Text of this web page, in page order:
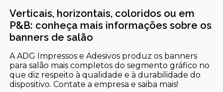
Verticais, horizontais, coloridos ou em
P&B: conheça mais informações sobre os
banners de salão
A ADG Impressos e Adesivos produz os banners
para salão mais completos do segmento gráfico no
que diz respeito à qualidade e à durabilidade do
dispositivo. Contate a empresa e saiba mais!